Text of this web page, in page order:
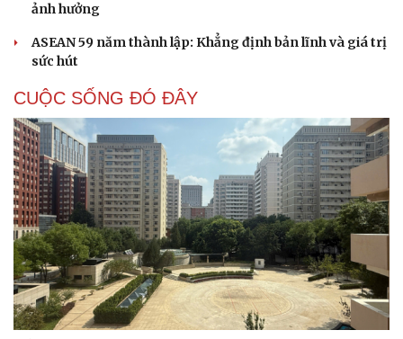
ảnh hưởng
ASEAN 59 năm thành lập: Khẳng định bản lĩnh và giá trị
sức hút
CUỘC SỐNG ĐÓ ĐÂY